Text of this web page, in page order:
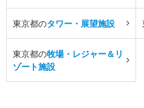
東京都のタワー・展望施設
東京都の牧場・レジャー＆リ
ゾート施設